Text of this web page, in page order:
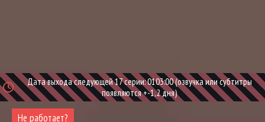
Дата выхода следующей 17 серии: 0103:00 (озвучка или субтитры
появляются +-1,2 дня)
Не работает?